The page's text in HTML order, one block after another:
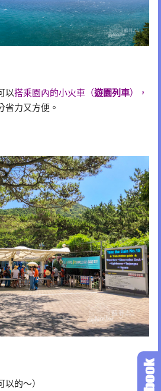
以搭乘園內的小火車（遊園列車），
省力又方便。
以的～）